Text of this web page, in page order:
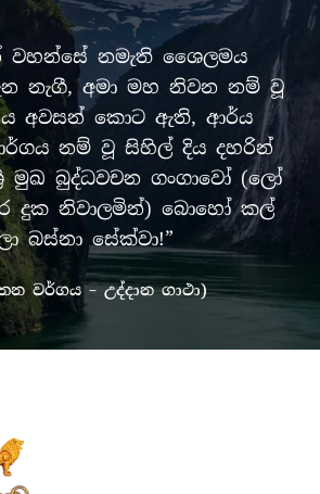
වහන්සේ නමැති ශෛලමය
නැගී, අමා මහ නිවන නම් වූ
අවසන් කොට ඇති, ආර්ය
නම් වූ සිහිල් දිය දහරින්
මුඛ බුද්ධවචන ගංගාවෝ (ලෝ
දුක නිවාලමින්) බොහෝ කල්
බස්නා සේක්වා!”
වර්ගය – උද්දාන ගාථා)